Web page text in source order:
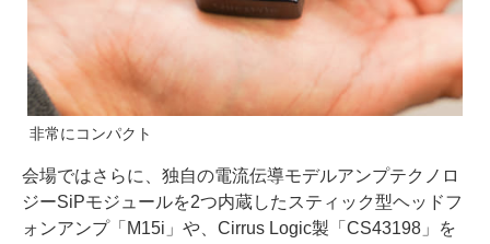
非常にコンパクト
会場ではさらに、独自の電流伝導モデルアンプテクノロ
ジーSiPモジュールを2つ内蔵したスティック型ヘッドフ
ォンアンプ「M15i」や、Cirrus Logic製「CS43198」を